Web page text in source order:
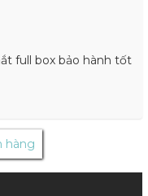
full box bảo hành tốt
hàng